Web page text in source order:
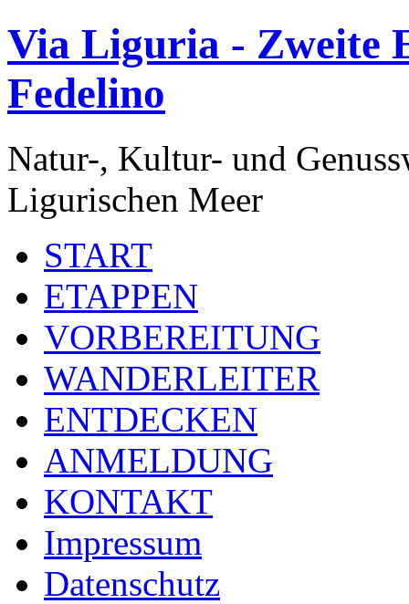
Via Liguria - Zweite
Fedelino
Natur-, Kultur- und
Ligurischen Meer
START
ETAPPEN
VORBEREITUNG
WANDERLEITER
ENTDECKEN
ANMELDUNG
KONTAKT
Impressum
Datenschutz